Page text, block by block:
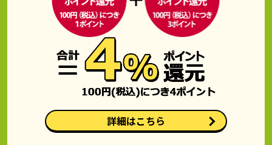
詳細はこちら